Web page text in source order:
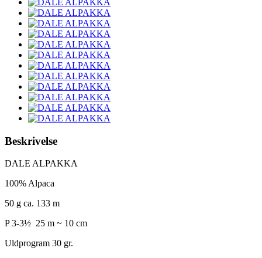
Beskrivelse
DALE ALPAKKA
100% Alpaca
50 g ca. 133 m
P 3-3½ 25 m ~ 10 cm
Uldprogram 30 gr.